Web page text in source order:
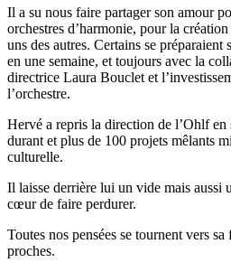
Il a su nous faire partager son amour
orchestres d’harmonie, pour la
uns des autres. Certains se préparaient
en une semaine, et toujours avec la
directrice Laura Bouclet et
l’orchestre.
Hervé a repris la direction de l’Ohlf en
durant et plus de 100 projets mêlants
culturelle.
Il laisse derrière lui un vide mais aussi
cœur de faire perdurer.
Toutes nos pensées se tournent vers
proches.